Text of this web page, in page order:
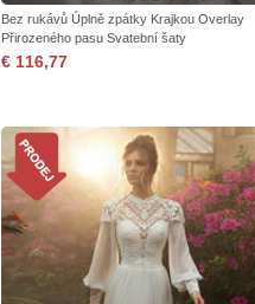
Bez rukávů Úplně zpátky Krajkou Overlay
Přirozeného pasu Svatební šaty
€ 116,77